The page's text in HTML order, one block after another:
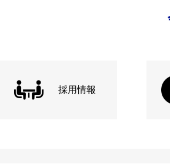
採用情報